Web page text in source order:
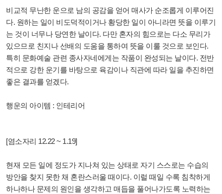
비교적 무난한 운으로 남의 공감을 얻어 매사가 순조롭게 이루어진
다. 원하는 일이 비도덕적이거나 황당한 일이 아니라면 뜻을 이루기
는 것이 너무나 당연한 날이다. 다만 혼자의 힘으로는 다소 무리가
있으므로 친지나 선배의 도움을 통하여 뜻을 이룰 것으로 보인다.
특히 문화예술 관련 종사자네에게는 작품이 완성되는 날이다. 전반
적으로 강한 운기를 바탕으로 육감이나 직관에 따라 일을 추진하면
좋은 결과를 얻겠다.
행운의 아이템 : 인테리어
[염소자리 12.22 ~ 1.19]
현재 모든 일에 정도가 지나쳐 있는 상태로 자기 스스로는 수습의
방안을 찾지 못한 채 혼란스러울 때이다. 이럴 때일 수록 침착하게
하나하나 문제의 원인을 생각하고 매듭을 풀어나가도록 노력하는